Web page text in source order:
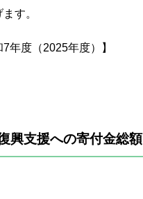
す。
年度（2025年度）】
興支援への寄付金総額